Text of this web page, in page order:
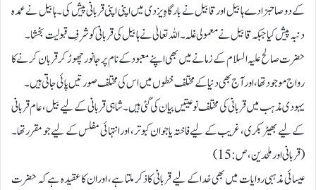
کے دو صاحبزادے ہابیل اور قابیل نے بارگاہِ یزدی میں اپنی اپنی قربانی پیش کی۔ ہابیل نے عمدہ
دنبہ پیش کیا جبکہ قابیل نے معمولی غلہ۔ اللہ تعالیٰ نے ہابیل کی قربانی کو شرفِ قبولیت بخشا۔
حضرت صالح علیہ السلام کے زمانے میں بھی اپنے معبود کے نام پر جانور چھوڑ کر قربان کرنے کا
رواج موجود تھا، اور آج بھی دنیا کے مختلف خطوں میں اس کی مختلف صورتیں پائی جاتی ہیں۔
یہودی مذہب میں قربانی کی مختلف نوعیتیں بیان کی گئی ہیں۔ شاہی قربانی کے لیے بیل، عام قربانی
کے لیے بھیڑ بکری، غریب کے لیے فاختہ یا جوان کبوتر، اور انتہائی مفلس کے لیے جو مقرر تھا۔
(قربانی اور ملحدین، ص: 15)
عیسائی مذہبی روایات میں بھی خدا کے لیے قربانی کا ذکر ملتا ہے، اور ان کا عقیدہ ہے کہ حضرت